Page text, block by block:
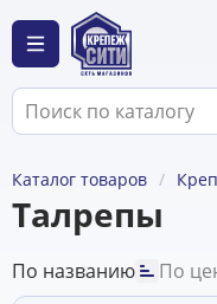
Каталог товаров
Талрепы
По названию
По